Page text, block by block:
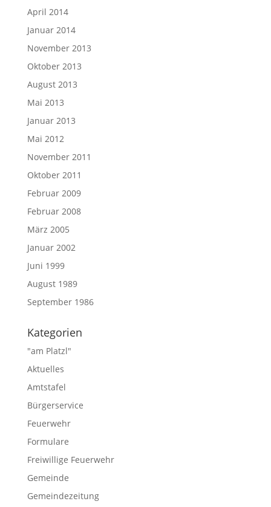
April 2014
Januar 2014
November 2013
Oktober 2013
August 2013
Mai 2013
Januar 2013
Mai 2012
November 2011
Oktober 2011
Februar 2009
Februar 2008
März 2005
Januar 2002
Juni 1999
August 1989
September 1986
Kategorien
"am Platzl"
Aktuelles
Amtstafel
Bürgerservice
Feuerwehr
Formulare
Freiwillige Feuerwehr
Gemeinde
Gemeindezeitung